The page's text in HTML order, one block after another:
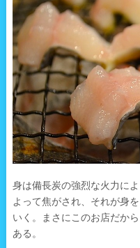
身は備長炭の強烈な火力に
よって焦がされ、それが身
いく。まさにこのお店だか
ある。